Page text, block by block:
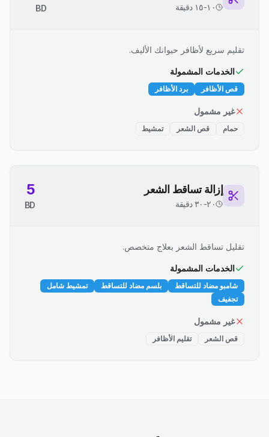
١٠-١٥ دقيقة BD
تقليم سريع لأظافر حيوانك الأليف.
الخدمات المشمولة
قص الأظافر برد الأظافر
غير مشمول
حمام قص الشعر تمشيط
إزالة تساقط الشعر
٢٠-٣٠ دقيقة
5
BD
تقليل تساقط الشعر بعلاج متخصص.
الخدمات المشمولة
شامبو مضاد للتساقط بلسم مضاد للتساقط
تمشيط شامل
تجفيف
غير مشمول
قص الشعر تقليم الأظافر